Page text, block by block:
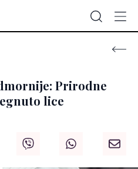
Prirodne
lice